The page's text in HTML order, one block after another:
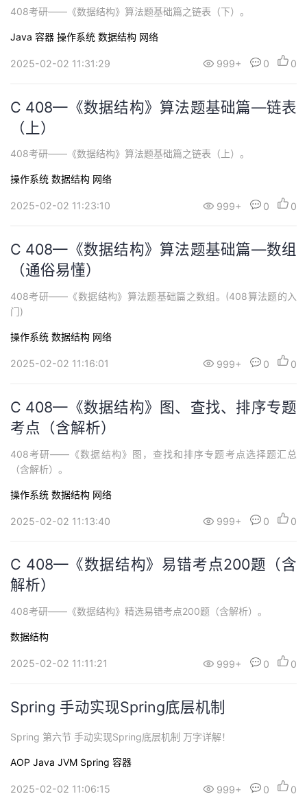
课
程
的
认
证
我
的
实
我
的
藏
我
术
支
持
云
声
建
408考研——《数据结构》算法题基础篇之链表（下）。
Java 容器 操作系统 数据结构 网络
2025-02-02 11:31:29 999+ 0 0
C 408—《数据结构》算法题基础篇—链表
（上）
408考研——《数据结构》算法题基础篇之链表（上）。
操作系统 数据结构 网络
2025-02-02 11:23:10 999+ 0 0
C 408—《数据结构》算法题基础篇—数组
（通俗易懂）
408考研——《数据结构》算法题基础篇之数组。(408算法题的入
门)
操作系统 数据结构 网络
2025-02-02 11:16:01 999+ 0 0
C 408—《数据结构》图、查找、排序专题
考点（含解析）
408考研——《数据结构》图，查找和排序专题考点选择题汇总
（含解析）。
操作系统 数据结构 网络
2025-02-02 11:13:40 999+ 0 0
C 408—《数据结构》易错考点200题（含
解析）
408考研——《数据结构》精选易错考点200题（含解析）。
数据结构
2025-02-02 11:11:21 999+ 0 0
Spring 手动实现Spring底层机制
Spring 第六节 手动实现Spring底层机制 万字详解！
AOP Java JVM Spring 容器
2025-02-02 11:06:15 999+ 0 0